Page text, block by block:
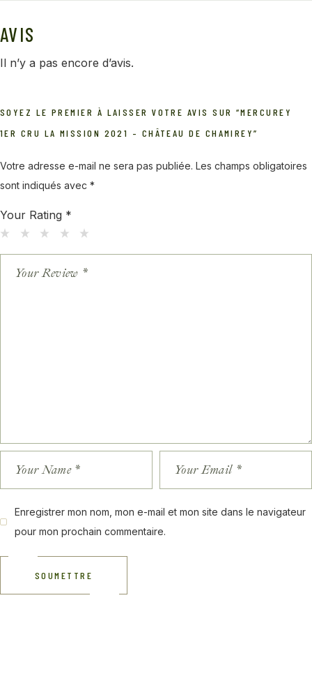
AVIS
Il n’y a pas encore d’avis.
SOYEZ LE PREMIER À LAISSER VOTRE AVIS SUR “MERCUREY
1ER CRU LA MISSION 2021 – CHÂTEAU DE CHAMIREY”
Votre adresse e-mail ne sera pas publiée. Les champs obligatoires
sont indiqués avec *
Your Rating *
Enregistrer mon nom, mon e-mail et mon site dans le navigateur
pour mon prochain commentaire.
SOUMETTRE